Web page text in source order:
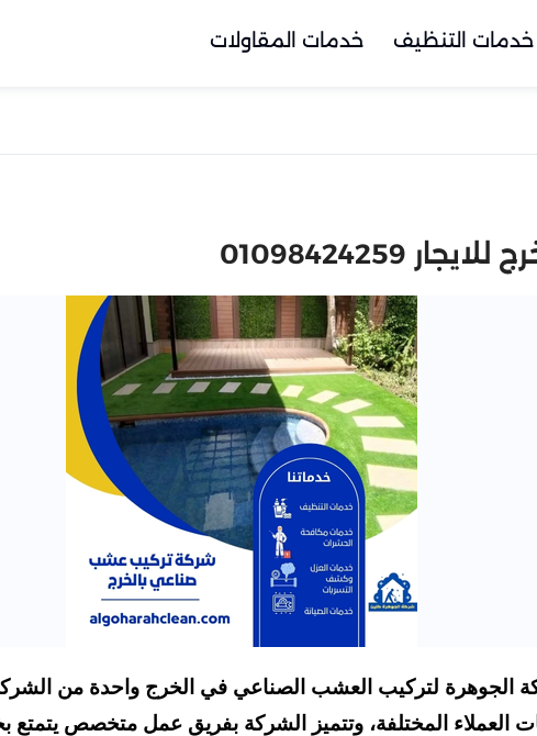
خدمات التنظيف خدمات المقاولات
لتركيب العشب الصناعي في الخرج واحدة من
العملاء المختلفة، وتتميز الشركة بفريق عمل متخصص